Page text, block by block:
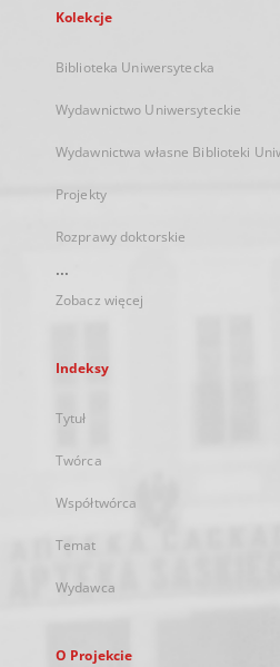
Kolekcje
Biblioteka Uniwersytecka
Wydawnictwo Uniwersyteckie
Wydawnictwa własne Biblioteki
Projekty
Rozprawy doktorskie
...
Zobacz więcej
Indeksy
Tytuł
Twórca
Współtwórca
Temat
Wydawca
O Projekcie